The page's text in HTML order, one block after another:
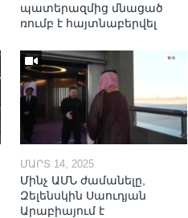
պատերազմից մնացած
ռումբ է հայտնաբերվել
ՄԱՐՏ 14, 2025
Մինչ ԱՄՆ ժամանելը,
Զելենսկին Սաուդյան
Արաբիայում է